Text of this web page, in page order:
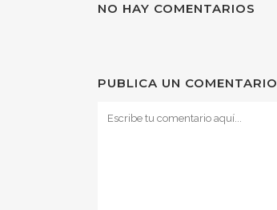
NO HAY COMENTARIOS
PUBLICA UN COMENTARIO